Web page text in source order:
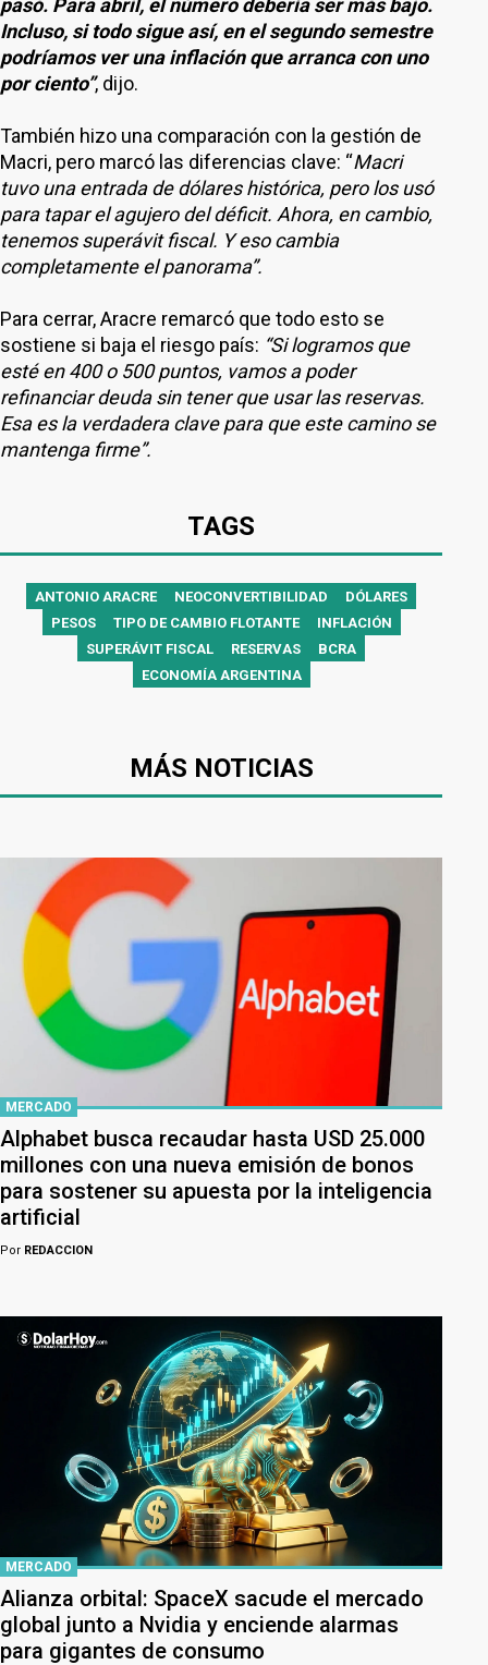
pasó. Para abril, el número debería ser más bajo.
Incluso, si todo sigue así, en el segundo semestre
podríamos ver una inflación que arranca con uno
por ciento”, dijo.
También hizo una comparación con la gestión de
Macri, pero marcó las diferencias clave: “Macri
tuvo una entrada de dólares histórica, pero los usó
para tapar el agujero del déficit. Ahora, en cambio,
tenemos superávit fiscal. Y eso cambia
completamente el panorama”.
Para cerrar, Aracre remarcó que todo esto se
sostiene si baja el riesgo país: “Si logramos que
esté en 400 o 500 puntos, vamos a poder
refinanciar deuda sin tener que usar las reservas.
Esa es la verdadera clave para que este camino se
mantenga firme”.
TAGS
ANTONIO ARACRE NEOCONVERTIBILIDAD
DÓLARES
PESOS
TIPO DE CAMBIO FLOTANTE
INFLACIÓN
SUPERÁVIT FISCAL
RESERVAS
BCRA
ECONOMÍA ARGENTINA
MÁS NOTICIAS
MERCADO
Alphabet busca recaudar hasta USD 25.000
millones con una nueva emisión de bonos
para sostener su apuesta por la inteligencia
artificial
Por REDACCION
MERCADO
Alianza orbital: SpaceX sacude el mercado
global junto a Nvidia y enciende alarmas
para gigantes de consumo